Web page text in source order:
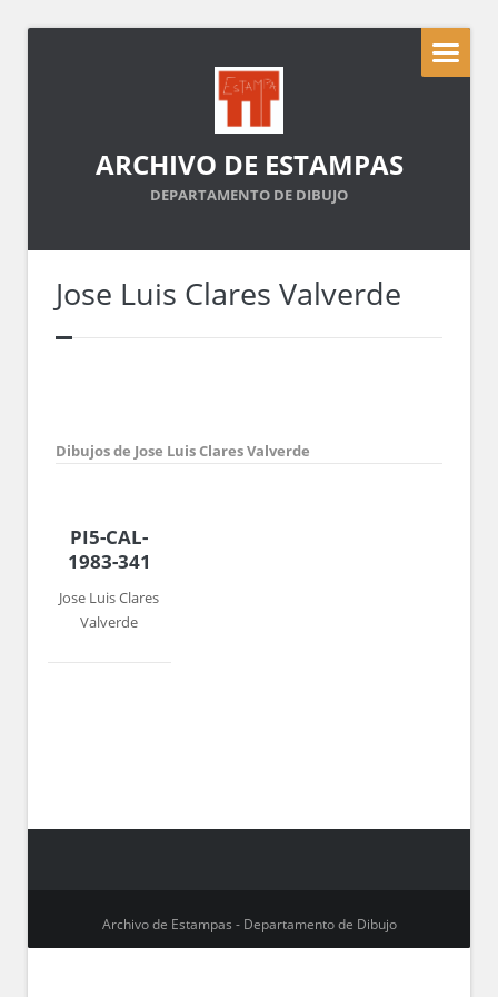
ARCHIVO DE ESTAMPAS
DEPARTAMENTO DE DIBUJO
Jose Luis Clares Valverde
Dibujos de Jose Luis Clares Valverde
PI5-CAL-
1983-341
Jose Luis Clares
Valverde
Archivo de Estampas - Departamento de Dibujo